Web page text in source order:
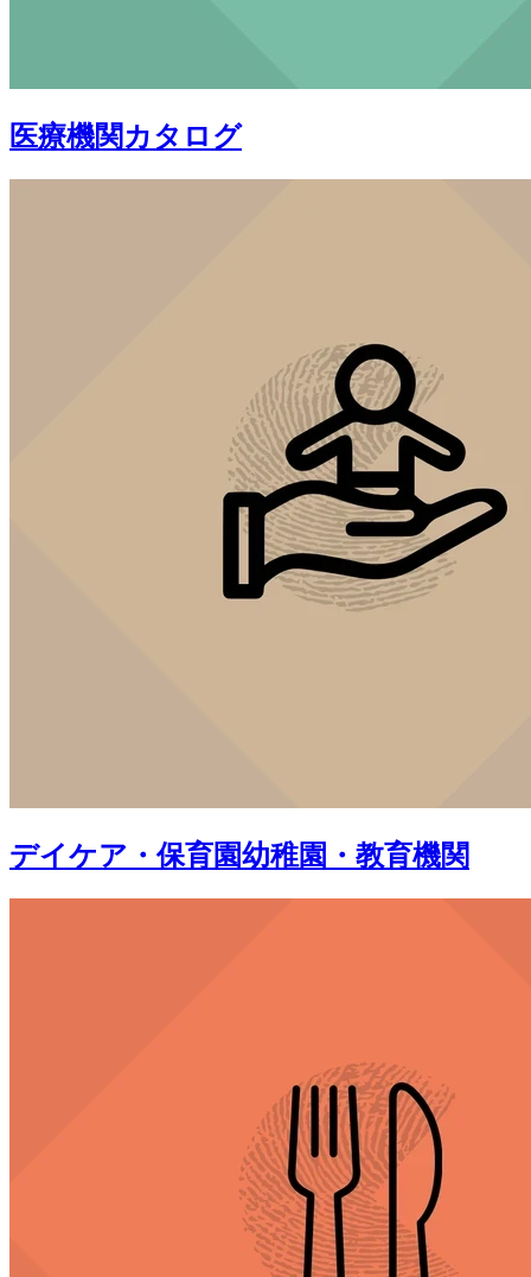
医療機関カタログ
デイケア・保育園幼稚園・教育機関